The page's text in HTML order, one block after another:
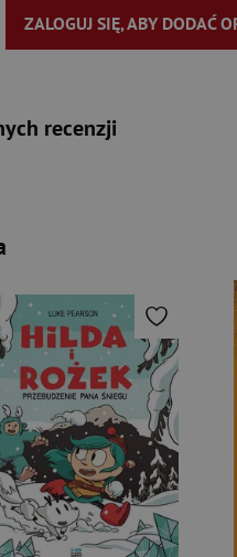
ZALOGUJ SIĘ, ABY DODAĆ
recenzji